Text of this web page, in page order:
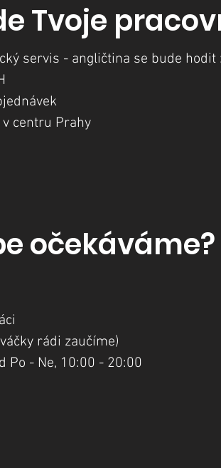
Tvoje
servis - angličtina se bude hodit
v centru Prahy
očekáváme?
rádi zaučíme)
Po - Ne, 10:00 - 20:00